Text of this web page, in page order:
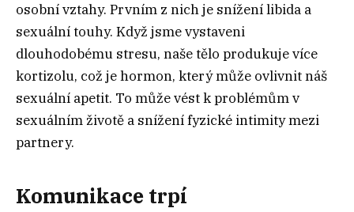
osobní vztahy. Prvním z nich je snížení libida a
sexuální touhy. Když jsme vystaveni
dlouhodobému stresu, naše tělo produkuje více
kortizolu, což je hormon, který může ovlivnit náš
sexuální apetit. To může vést k problémům v
sexuálním životě a snížení fyzické intimity mezi
partnery.
Komunikace trpí